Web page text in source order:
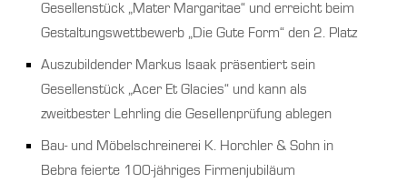
Gesellenstück „Mater Margaritae“ und erreicht beim
Gestaltungswettbewerb „Die Gute Form“ den 2. Platz
Auszubildender Markus Isaak präsentiert sein
Gesellenstück „Acer Et Glacies“ und kann als
zweitbester Lehrling die Gesellenprüfung ablegen
Bau- und Möbelschreinerei K. Horchler & Sohn in
Bebra feierte 100-jähriges Firmenjubiläum